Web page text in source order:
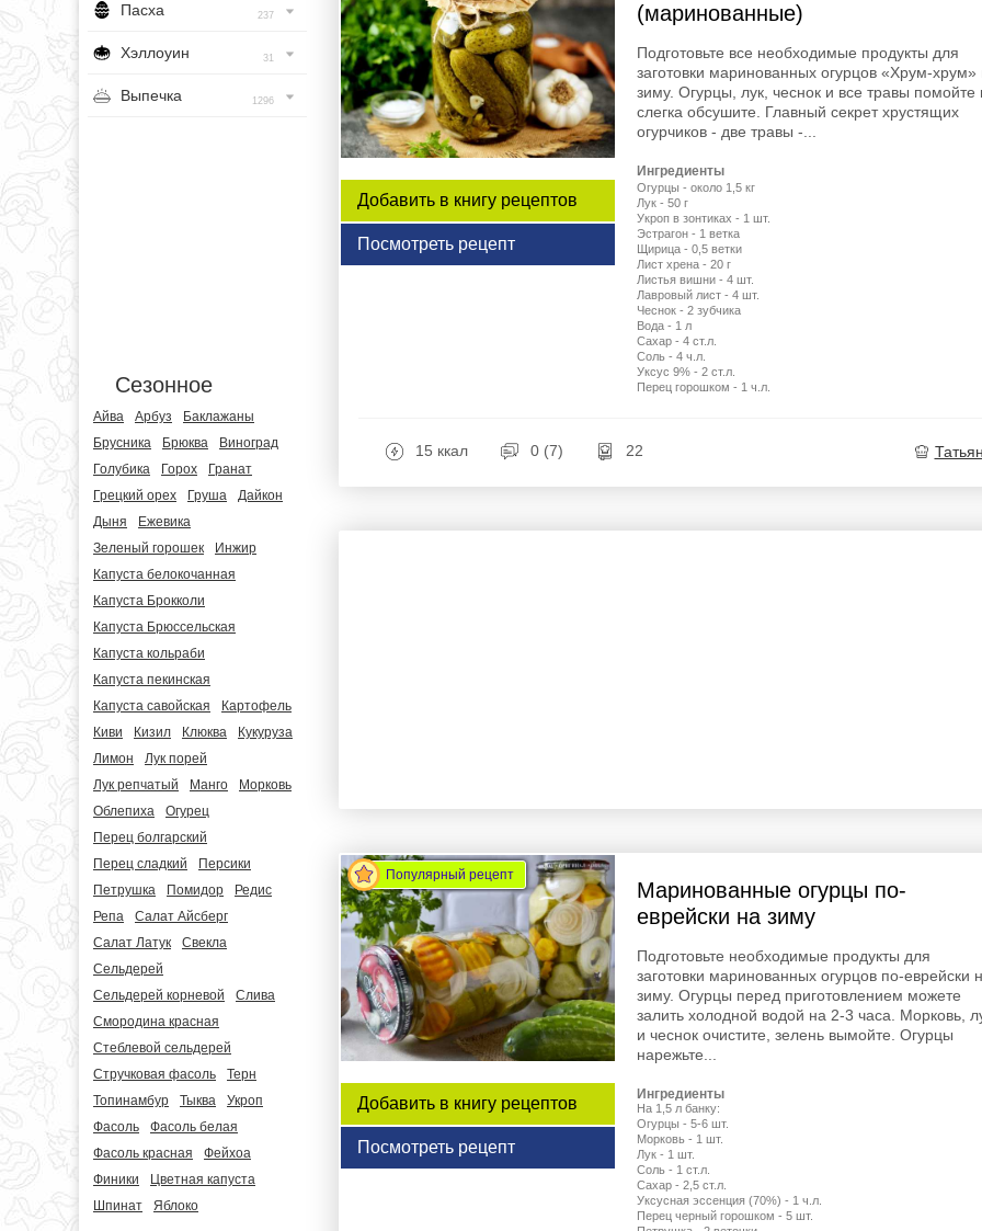
Пасха 237
Хэллоуин 31
Выпечка 1296
Сезонное
Айва Арбуз
Баклажаны
Брусника
Брюква
Виноград
Голубика
Горох
Гранат
Грецкий орех
Груша
Дайкон
Дыня
Ежевика
Зеленый горошек
Инжир
Капуста белокочанная
Капуста Брокколи
Капуста Брюссельская
Капуста кольраби
Капуста пекинская
Капуста савойская
Картофель
Киви
Кизил Клюква
Кукуруза
Лимон
Лук порей
Лук репчатый
Манго
Морковь
Облепиха
Огурец
Перец болгарский
Перец сладкий
Персики
Петрушка
Помидор
Редис
Репа
Салат Айсберг
Салат Латук
Свекла
Сельдерей
Сельдерей корневой
Слива
Смородина красная
Стеблевой сельдерей
Стручковая фасоль
Терн
Топинамбур
Тыква
Укроп
Фасоль
Фасоль белая
Фасоль красная
Фейхоа
Финики
Цветная капуста
Шпинат
Яблоко
Добавить в книгу рецептов
Посмотреть рецепт
(маринованные)
Подготовьте все необходимые продукты для
заготовки маринованных огурцов «Хрум-хрум»
зиму. Огурцы, лук, чеснок и все травы помойте
слегка обсушите. Главный секрет хрустящих
огурчиков - две травы -...
Ингредиенты
Огурцы - около 1,5 кг
Лук - 50 г
Укроп в зонтиках - 1 шт.
Эстрагон - 1 ветка
Щирица - 0,5 ветки
Лист хрена - 20 г
Листья вишни - 4 шт.
Лавровый лист - 4 шт.
Чеснок - 2 зубчика
Вода - 1 л
Сахар - 4 ст.л.
Соль - 4 ч.л.
Уксус 9% - 2 ст.л.
Перец горошком - 1 ч.л.
15 ккал 0 (7) 22
Популярный рецепт
Добавить в книгу рецептов
Посмотреть рецепт
Маринованные огурцы по-
еврейски на зиму
Подготовьте необходимые продукты для
заготовки маринованных огурцов по-еврейски
зиму. Огурцы перед приготовлением можете
залить холодной водой на 2-3 часа. Морковь,
и чеснок очистите, зелень вымойте. Огурцы
нарежьте...
Ингредиенты
На 1,5 л банку:
Огурцы - 5-6 шт.
Морковь - 1 шт.
Лук - 1 шт.
Соль - 1 ст.л.
Сахар - 2,5 ст.л.
Уксусная эссенция (70%) - 1 ч.л.
Перец черный горошком - 5 шт.